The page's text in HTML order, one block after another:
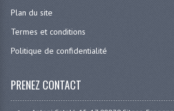
Plan du site
Termes et conditions
Politique de confidentialité
PRENEZ CONTACT